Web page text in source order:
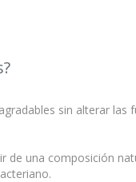
sin alterar las
de una composición